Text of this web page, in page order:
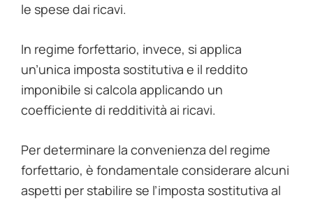
le spese dai ricavi.
In regime forfettario, invece, si applica
un’unica imposta sostitutiva e il reddito
imponibile si calcola applicando un
coefficiente di redditività ai ricavi.
Per determinare la convenienza del regime
forfettario, è fondamentale considerare alcuni
aspetti per stabilire se l’imposta sostitutiva al